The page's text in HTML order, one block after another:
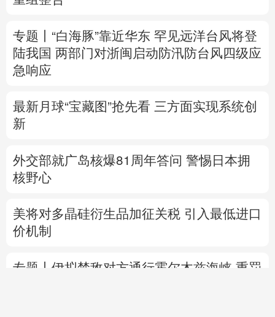
专题丨 “白海豚”靠近华东 罕见远洋台风将登
陆我国 两部门对浙闽启动防汛防台风四级应
急响应
最新月球“宝藏图”抢先看 三方面实现系统创
新
外交部就广岛核爆81周年答问 警惕日本拥
核野心
美将对多晶硅衍生品加征关税 引入最低进口
价机制
专题丨 伊拟禁敌对方通行霍尔木兹海峡 重罚